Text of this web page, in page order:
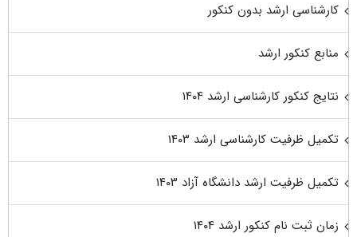
کارشناسی ارشد بدون کنکور
منابع کنکور ارشد
نتایج کنکور کارشناسی ارشد ۱۴۰۴
تکمیل ظرفیت کارشناسی ارشد ۱۴۰۳
تکمیل ظرفیت ارشد دانشگاه آزاد ۱۴۰۳
زمان ثبت نام کنکور ارشد ۱۴۰۴